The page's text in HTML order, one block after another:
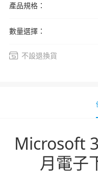
產品規格：
數量選擇：
不設退換貨
Microsoft
月電子